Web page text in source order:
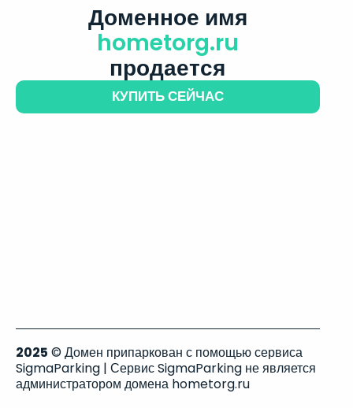
Доменное имя
hometorg.ru
продается
КУПИТЬ СЕЙЧАС
2025 © Домен припаркован с помощью сервиса
SigmaParking | Сервис SigmaParking не является
администратором домена hometorg.ru